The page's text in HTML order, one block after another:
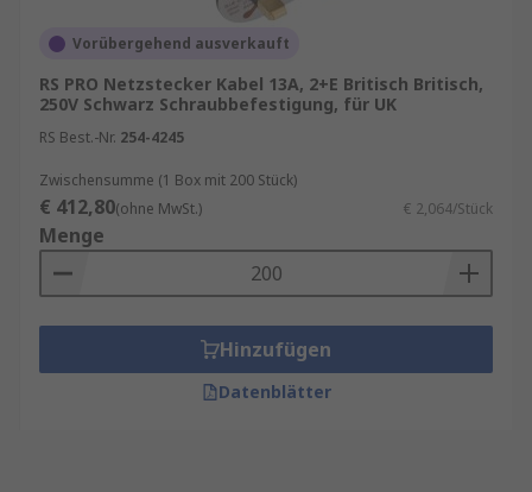
Vorübergehend ausverkauft
RS PRO Netzstecker Kabel 13A, 2+E Britisch Britisch,
250V Schwarz Schraubbefestigung, für UK
RS Best.-Nr. 254-4245
Zwischensumme (1 Box mit 200 Stück)
€ 412,80(ohne MwSt.) € 2,064/Stück
Menge
Hinzufügen
Datenblätter